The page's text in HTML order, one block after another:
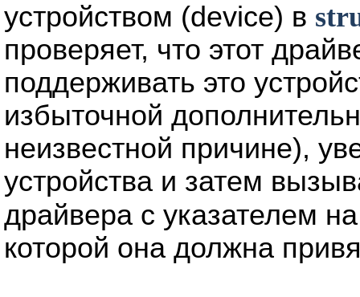
устройством (device) в
проверяет, что этот
поддерживать это
избыточной
неизвестной причине),
устройства и затем
драйвера с указателем
которой она должна